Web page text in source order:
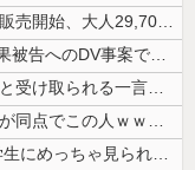
ジャングリア沖縄「ロイヤルチケット」の販売開始、大人29,700円にｗ...
【芸能】元EXILE・黒木啓司、妻・宮崎麗果被告へのDV事案で逮捕され...
【速報】ダウンタウン浜田さん、差別発言と受け取られる一言で炎上ｗｗｗｗ...
日本をダメにした総理大臣、ワースト１位が同点でこの人ｗｗｗｗｗｗ
【画像】 まま「なんかプール入ってたら学生にめっちゃ見られたw」